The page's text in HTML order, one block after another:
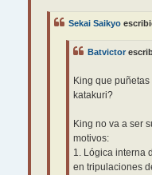
Sekai Saikyo
Batvictor
King que
katakuri?
King no va a ser
motivos:
1. Lógica interna
en tripulaciones